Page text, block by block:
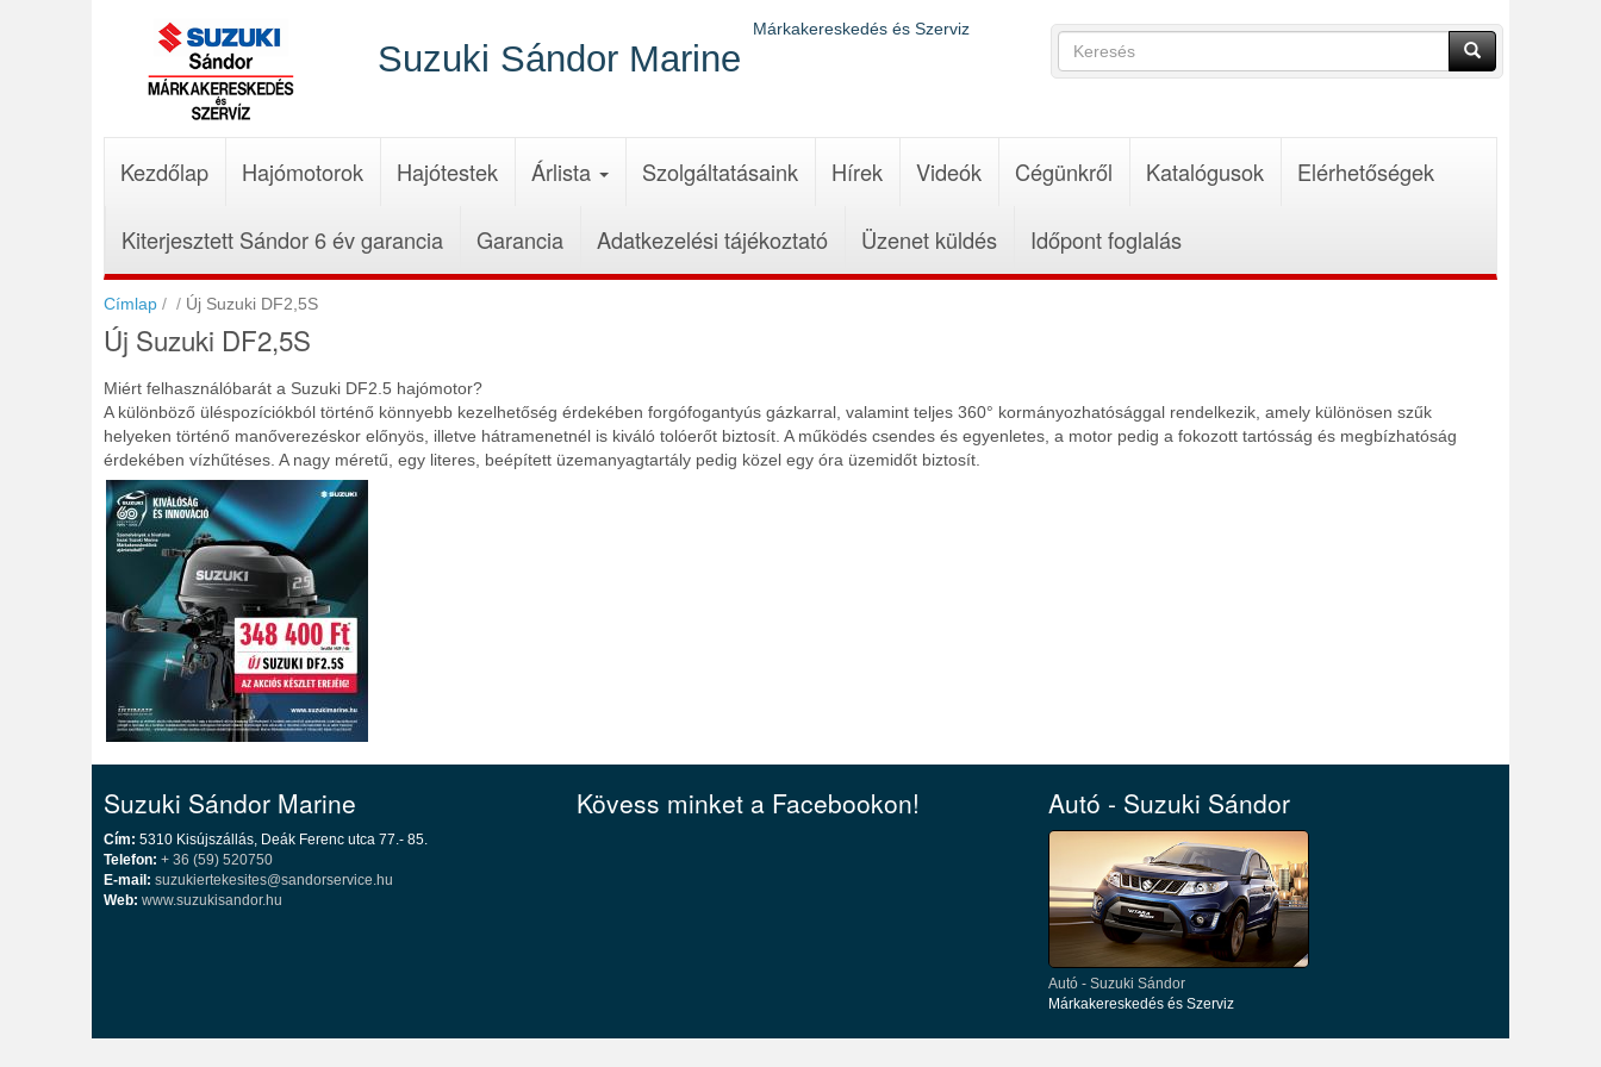
Suzuki Sándor Marine
Márkakereskedés és Szerviz Keresés
űrlap Keresés
Kezdőlap Hajómotorok Hajótestek Árlista Szolgáltatásaink Hírek Videók Cégünkről Katalógusok Elérhetőségek
Kiterjesztett Sándor 6 év garancia Garancia Adatkezelési tájékoztató Üzenet küldés Időpont foglalás
Címlap Új Suzuki DF2,5S
Új Suzuki DF2,5S
Miért felhasználóbarát a Suzuki DF2.5 hajómotor?
A különböző üléspozíciókból történő könnyebb kezelhetőség érdekében forgófogantyús gázkarral, valamint teljes 360° kormányozhatósággal rendelkezik, amely különösen szűk
helyeken történő manőverezéskor előnyös, illetve hátramenetnél is kiváló tolóerőt biztosít. A működés csendes és egyenletes, a motor pedig a fokozott tartósság és megbízhatóság
érdekében vízhűtéses. A nagy méretű, egy literes, beépített üzemanyagtartály pedig közel egy óra üzemidőt biztosít.
Suzuki Sándor Marine
Cím: 5310 Kisújszállás, Deák Ferenc utca 77.- 85.
Telefon: + 36 (59) 520750
E-mail: suzukiertekesites@sandorservice.hu
Web: www.suzukisandor.hu
Kövess minket a Facebookon! Autó - Suzuki Sándor
Autó - Suzuki Sándor
Márkakereskedés és Szerviz